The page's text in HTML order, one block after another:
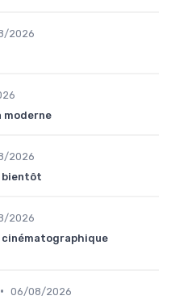
2026
moderne
2026
bientôt
2026
cinématographique
• 06/08/2026